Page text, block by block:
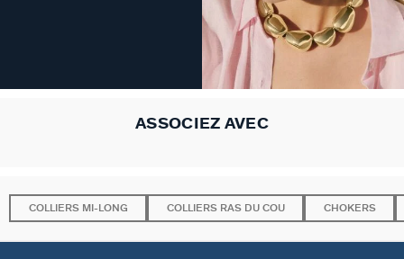
ASSOCIEZ AVEC
COLLIERS MI-LONG COLLIERS RAS DU COU CHOKERS